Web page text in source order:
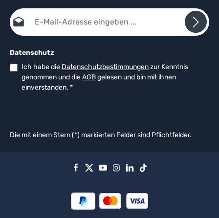
E-Mail-Adresse*
Datenschutz
Ich habe die Datenschutzbestimmungenzur Kenntnis
genommen und dieAGBgelesen und bin mit ihnen
einverstanden. *
Die mit einem Stern (*) markierten Felder sind Pflichtfelder.